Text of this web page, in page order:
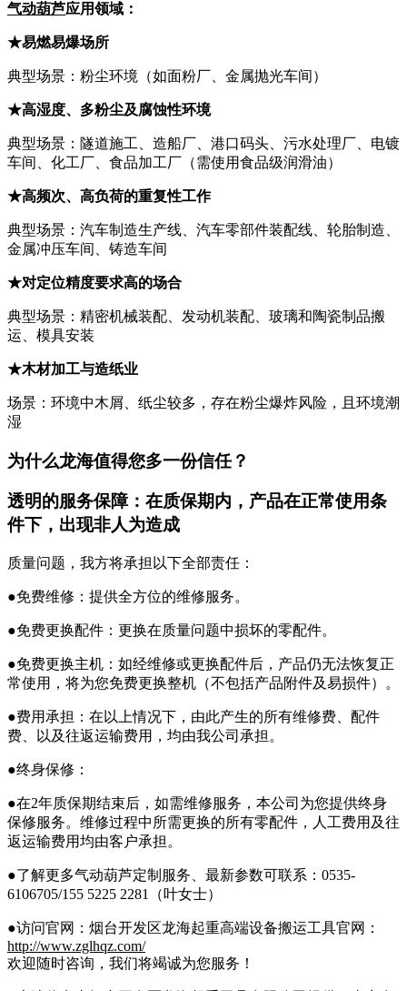
气动葫芦应用领域：
★易燃易爆场所
典型场景：粉尘环境（如面粉厂、金属抛光车间）
★高湿度、多粉尘及腐蚀性环境
典型场景：隧道施工、造船厂、港口码头、污水处理厂、电镀
车间、化工厂、食品加工厂（需使用食品级润滑油）
★高频次、高负荷的重复性工作
典型场景：汽车制造生产线、汽车零部件装配线、轮胎制造、
金属冲压车间、铸造车间
★对定位精度要求高的场合
典型场景：精密机械装配、发动机装配、玻璃和陶瓷制品搬
运、模具安装
★木材加工与造纸业
场景：环境中木屑、纸尘较多，存在粉尘爆炸风险，且环境潮
湿
为什么龙海值得您多一份信任？
透明的服务保障：在质保期内，产品在正常使用条
件下，出现非人为造成
质量问题，我方将承担以下全部责任：
●免费维修：提供全方位的维修服务。
●免费更换配件：更换在质量问题中损坏的零配件。
●免费更换主机：如经维修或更换配件后，产品仍无法恢复正
常使用，将为您免费更换整机（不包括产品附件及易损件）。
●费用承担：在以上情况下，由此产生的所有维修费、配件
费、以及往返运输费用，均由我公司承担。
●终身保修：
●在2年质保期结束后，如需维修服务，本公司为您提供终身
保修服务。维修过程中所需更换的所有零配件，人工费用及往
返运输费用均由客户承担。
●了解更多气动葫芦定制服务、最新参数可联系：0535-
6106705/155 5225 2281（叶女士）
●访问官网：烟台开发区龙海起重高端设备搬运工具官网：
http://www.zglhqz.com/
欢迎随时咨询，我们将竭诚为您服务！